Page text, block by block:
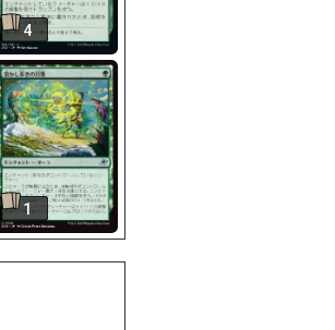
4
1